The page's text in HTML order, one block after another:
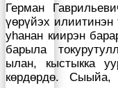
Герман
үөрүйэх илиитинэн
уһанан киирэн
барыла
ылан, кыстыкка
көрдөрдө. Сыыйа,